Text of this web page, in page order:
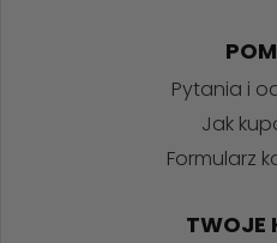
Pytania i
Jak
Formularz
TWOJE